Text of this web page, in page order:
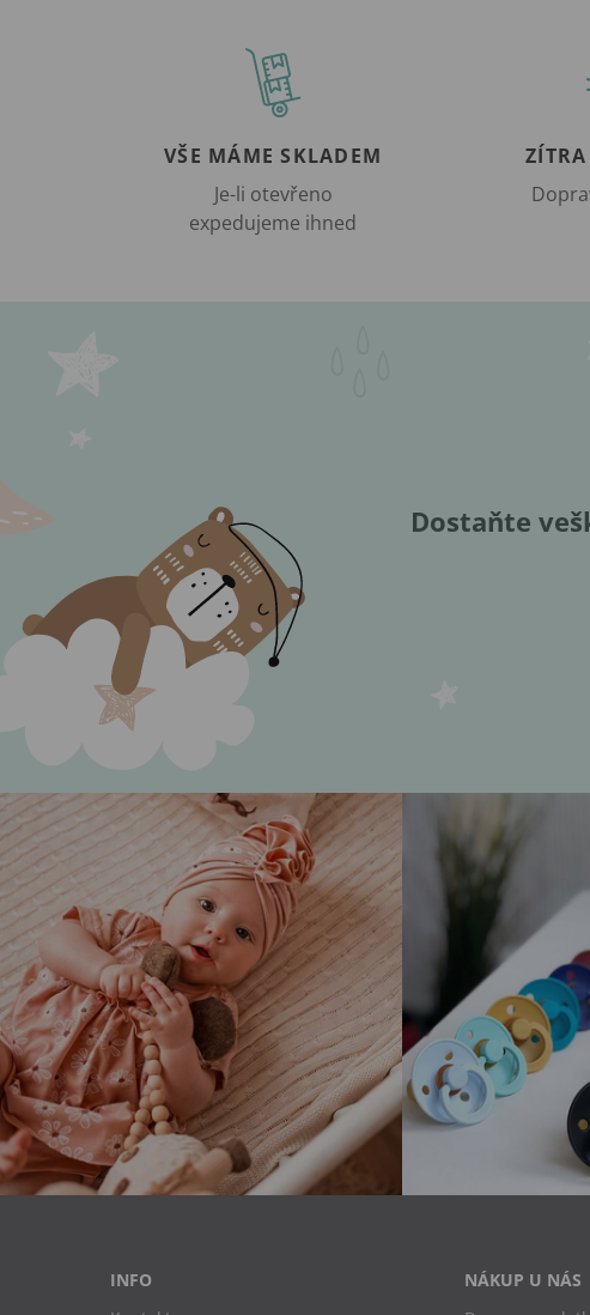
VŠE MÁME SKLADEM
Je-li otevřeno
expedujeme ihned
Dostaňte
INFO
NÁKUP U NÁS